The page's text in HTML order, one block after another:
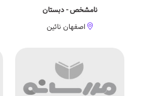
نامشخص - دبستان
اصفهان نائین